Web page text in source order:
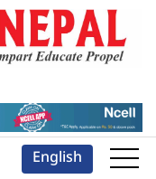
English